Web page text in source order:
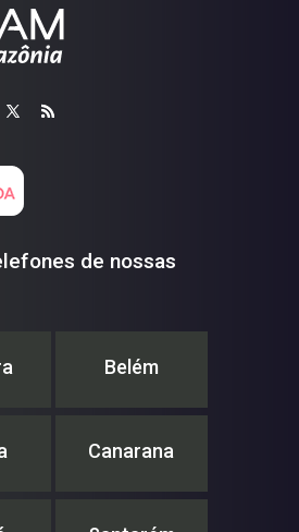
de nossas
Belém
Canarana